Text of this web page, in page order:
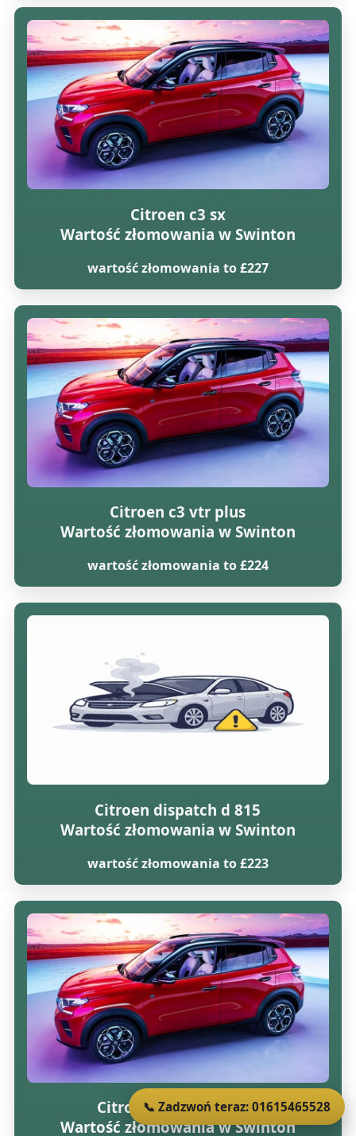
Citroen c3 sx
Wartość złomowania w Swinton
wartość złomowania to £227
Citroen c3 vtr plus
Wartość złomowania w Swinton
wartość złomowania to £224
Citroen dispatch d 815
Wartość złomowania w Swinton
wartość złomowania to £223
Citroen c3 rhythm hdi
Wartość złomowania w Swinton
📞 Zadzwoń teraz: 01615465528